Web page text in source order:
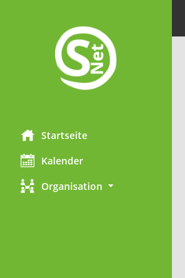
Startseite
Kalender
Organisation